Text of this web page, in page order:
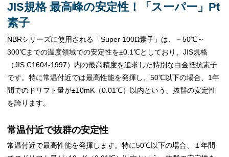
JIS規格 最高峰の安定性！「スーパー」Pt
素子
NBRシリーズに使用される「Super 100Ω素子」は、－50℃～
300℃までの温度領域での安定性を±0.1℃としており、JIS規格
（JIS C1604-1997）内の最高精度を追求した特別な白金抵抗素子
です。特に常温付近では最高性能を発揮し、50℃以下の場合、1年
間でのドリフト量が±10mK（0.01℃）以内という、抜群の安定性
を誇ります。
常温付近で抜群の安定性
常温付近で最高性能を発揮します。特に50℃以下の場合、１年間